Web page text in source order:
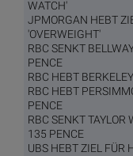
WATCH'
JPMORGAN HEBT
'OVERWEIGHT'
RBC SENKT
PENCE
RBC HEBT
RBC HEBT
PENCE
RBC SENKT TAYLOR
135 PENCE
UBS HEBT ZIEL FÜR